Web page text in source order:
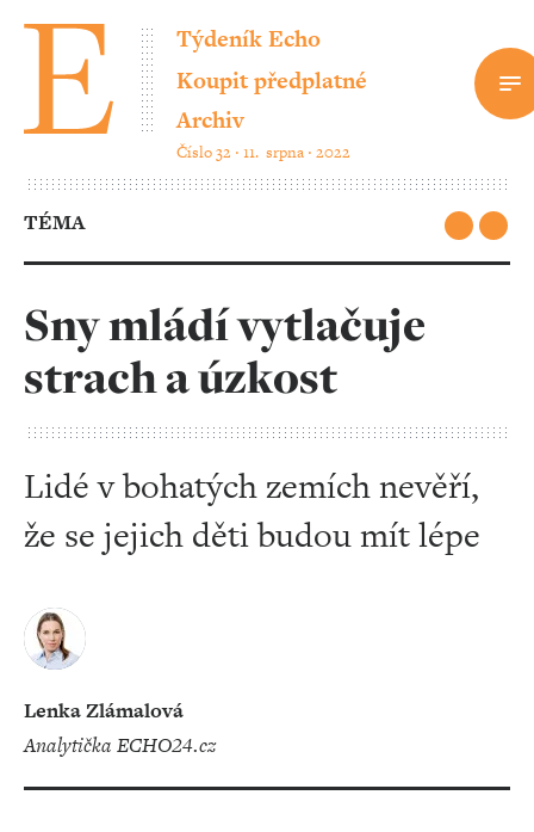
Týdeník Echo
Koupit předplatné
Archiv
Číslo 32 ‧ 11. srpna ‧ 2022
TÉMA
Sny mládí vytlačuje
strach a úzkost
Lidé v bohatých zemích nevěří,
že se jejich děti budou mít lépe
Lenka Zlámalová
analytička ECHO24.cz